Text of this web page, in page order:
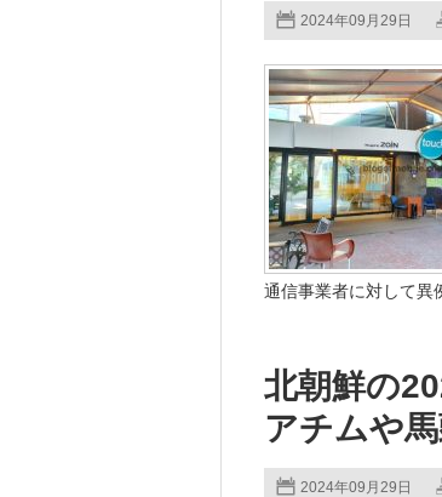
2024年09月29日
通信事業者に対して異
北朝鮮の
アチムや
2024年09月29日